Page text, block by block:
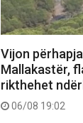
Vijon
Mallakastër,
rikthehet
06/08 19:02